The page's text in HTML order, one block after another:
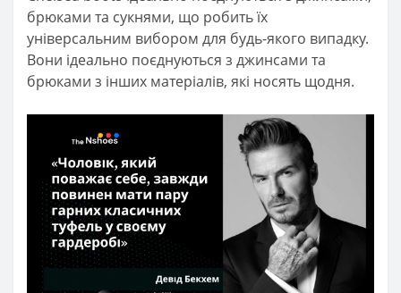
брюками та сукнями, що робить їх
універсальним вибором для будь-якого випадку.
Вони ідеально поєднуються з джинсами та
брюками з інших матеріалів, які носять щодня.